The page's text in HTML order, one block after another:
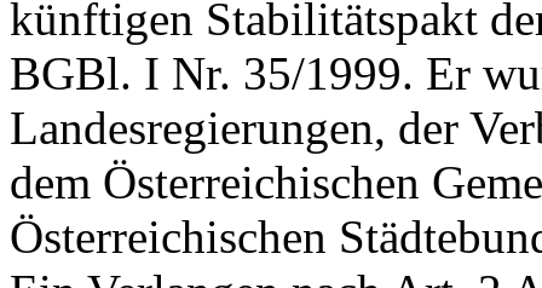
künftigen Stabilitätspakt
BGBl. I Nr. 35/1999. Er
Landesregierungen, der
dem Österreichischen
Österreichischen